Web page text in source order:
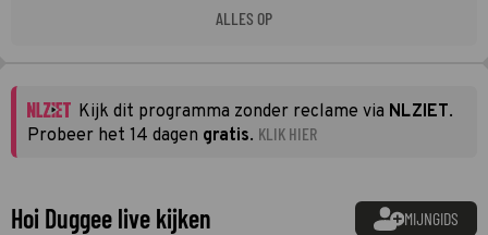
ALLES OP
Kijk dit programma zonder reclame via NLZIET.
Probeer het 14 dagen gratis. KLIK HIER
Hoi Duggee live kijken MIJNGIDS